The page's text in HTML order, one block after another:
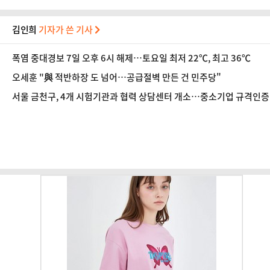
김인희 기자가 쓴 기사
폭염 중대경보 7일 오후 6시 해제…토요일 최저 22℃, 최고 36℃
오세훈 "與 적반하장 도 넘어…공급절벽 만든 건 민주당"
서울 금천구, 4개 시험기관과 협력 상담센터 개소…중소기업 규격인